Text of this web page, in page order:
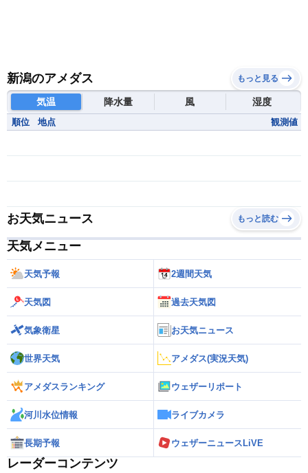
新潟のアメダス もっと見る
気温 降水量 風 湿度
順位 地点 観測値
お天気ニュース もっと読む
天気メニュー
天気予報 2週間天気
天気図 過去天気図
気象衛星 お天気ニュース
世界天気 アメダス(実況天気)
アメダスランキング ウェザーリポート
河川水位情報 ライブカメラ
長期予報 ウェザーニュースLiVE
レーダーコンテンツ